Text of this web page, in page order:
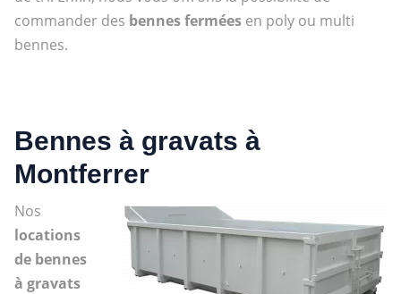
commander des bennes ferméesen poly ou multi
bennes.
Bennes à gravats à
Montferrer
Nos
locations
de bennes
à gravats